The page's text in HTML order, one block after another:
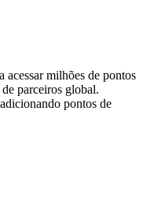
milhões de pontos
parceiros global.
pontos de